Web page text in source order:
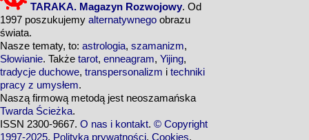
TARAKA. Magazyn Rozwojowy. Od
1997 poszukujemy alternatywnego obrazu
świata.
Nasze tematy, to: astrologia, szamanizm,
Słowianie. Także tarot, enneagram, Yijing,
tradycje duchowe, transpersonalizm i techniki
pracy z umysłem.
Naszą firmową metodą jest neoszamańska
Twarda Ścieżka.
ISSN 2300-9667. O nas i kontakt. © Copyright
1997-2025. Polityka prywatności. Cookies.